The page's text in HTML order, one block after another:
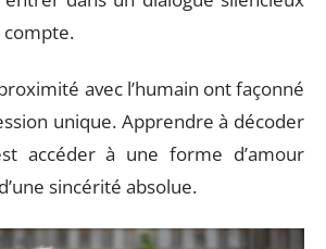
compte.
avec l’humain ont façonné
unique. Apprendre à décoder
accéder à une forme d’amour
sincérité absolue.